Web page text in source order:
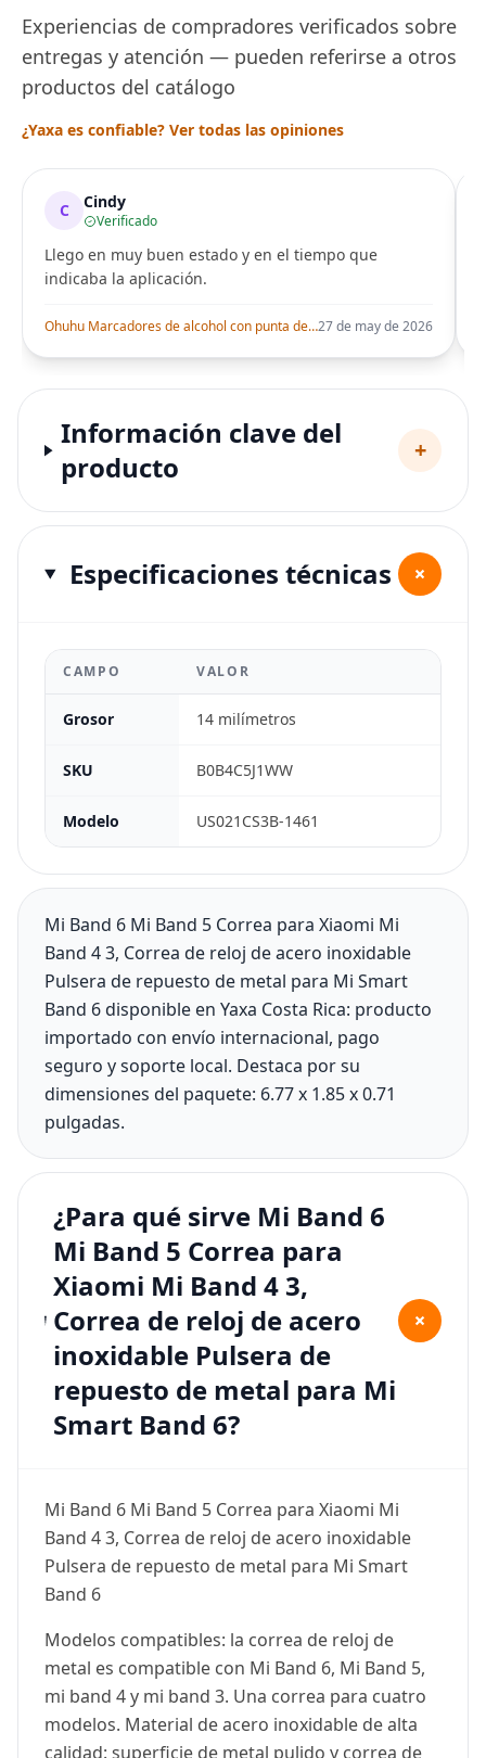
Experiencias de compradores verificados sobre
entregas y atención — pueden referirse a otros
productos del catálogo
¿Yaxa es confiable? Ver todas las opiniones
C Cindy
Verificado
Llego en muy buen estado y en el tiempo que
indicaba la aplicación.
Ohuhu Marcadores de alcohol con punta de pincel – Juego de marcadores artísticos de doble punta con certificación AP para artistas adultos27 de may de 2026
Información clave del
producto
+
Especificaciones técnicas +
CAMPO VALOR
Grosor 14 milímetros
SKU B0B4C5J1WW
Modelo US021CS3B-1461
Mi Band 6 Mi Band 5 Correa para Xiaomi Mi
Band 4 3, Correa de reloj de acero inoxidable
Pulsera de repuesto de metal para Mi Smart
Band 6 disponible en Yaxa Costa Rica: producto
importado con envío internacional, pago
seguro y soporte local. Destaca por su
dimensiones del paquete: 6.77 x 1.85 x 0.71
pulgadas.
¿Para qué sirve Mi Band 6
Mi Band 5 Correa para
Xiaomi Mi Band 4 3,
Correa de reloj de acero
inoxidable Pulsera de
repuesto de metal para Mi
Smart Band 6?
+
Mi Band 6 Mi Band 5 Correa para Xiaomi Mi
Band 4 3, Correa de reloj de acero inoxidable
Pulsera de repuesto de metal para Mi Smart
Band 6
Modelos compatibles: la correa de reloj de
metal es compatible con Mi Band 6, Mi Band 5,
mi band 4 y mi band 3. Una correa para cuatro
modelos. Material de acero inoxidable de alta
calidad: superficie de metal pulido y correa de